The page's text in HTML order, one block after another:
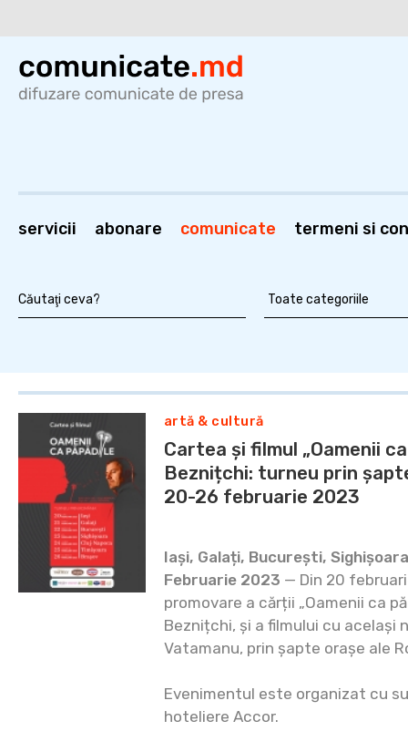
servicii abonare comunicate termeni si
artă & cultură
Cartea și filmul „Oamenii
Beznițchi: turneu prin
20-26 februarie 2023
Iași, Galați, București,
Februarie 2023 — Din 20
promovare a cărții „Oamenii ca
Beznițchi, și a filmului cu același
Vatamanu, prin șapte orașe ale
Evenimentul este organizat cu
hoteliere Accor.